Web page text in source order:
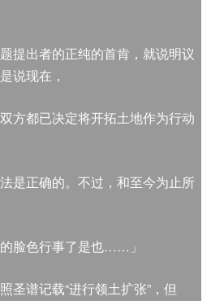
提出者的正纯的首肯，就说明议
说现在，
方都已决定将开拓土地作为行动
是正确的。不过，和至今为止所
脸色行事了是也……」
圣谱记载“进行领土扩张”，但